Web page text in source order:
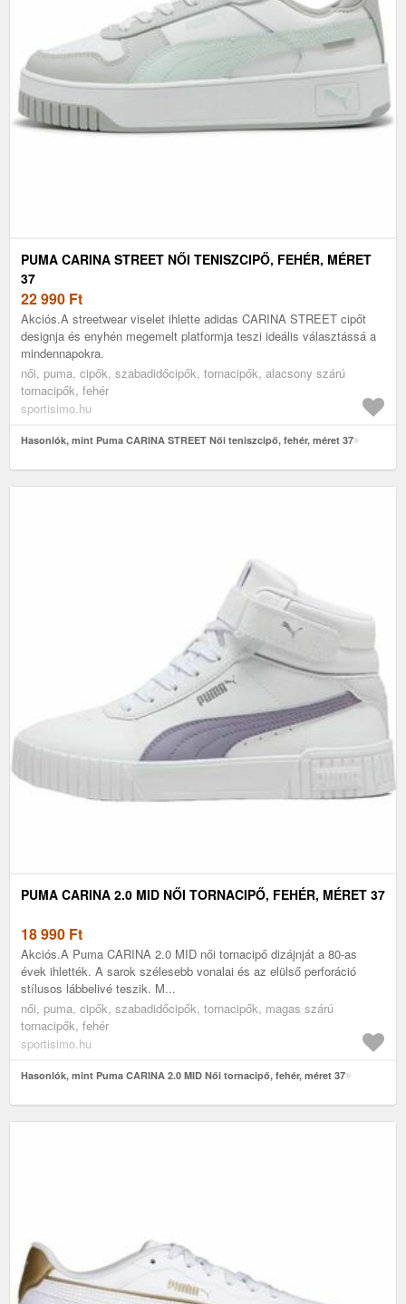
PUMA CARINA STREET NŐI TENISZCIPŐ, FEHÉR, MÉRET
37
22 990 Ft
Akciós.A streetwear viselet ihlette adidas CARINA STREET cipőt
designja és enyhén megemelt platformja teszi ideális választássá a
mindennapokra.
női, puma, cipők, szabadidőcipők, tornacipők, alacsony szárú
tornacipők, fehér
sportisimo.hu
Hasonlók, mint Puma CARINA STREET Női teniszcipő, fehér, méret 37
PUMA CARINA 2.0 MID NŐI TORNACIPŐ, FEHÉR, MÉRET 37
18 990 Ft
Akciós.A Puma CARINA 2.0 MID női tornacipő dizájnját a 80-as
évek ihlették. A sarok szélesebb vonalai és az elülső perforáció
stílusos lábbelivé teszik. M...
női, puma, cipők, szabadidőcipők, tornacipők, magas szárú
tornacipők, fehér
sportisimo.hu
Hasonlók, mint Puma CARINA 2.0 MID Női tornacipő, fehér, méret 37